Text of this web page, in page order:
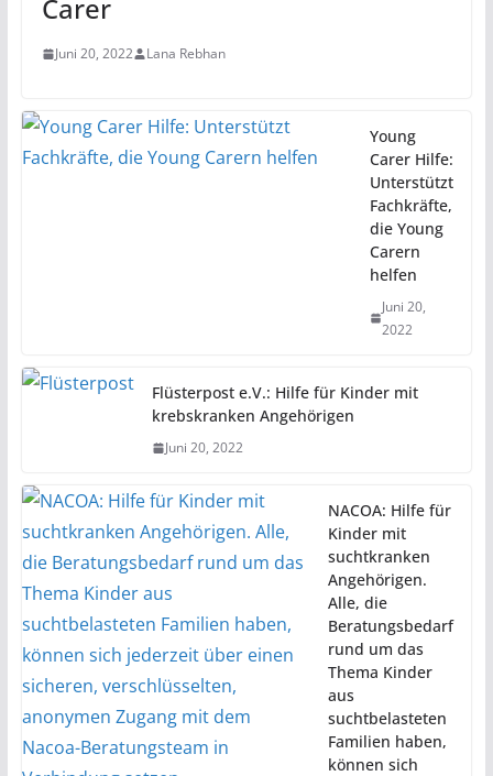
Carer
Juni 20, 2022 Lana Rebhan
Young
Carer Hilfe:
Unterstützt
Fachkräfte,
die Young
Carern
helfen
Juni 20,
2022
Flüsterpost e.V.: Hilfe für Kinder mit
krebskranken Angehörigen
Juni 20, 2022
NACOA: Hilfe für
Kinder mit
suchtkranken
Angehörigen.
Alle, die
Beratungsbedarf
rund um das
Thema Kinder
aus
suchtbelasteten
Familien haben,
können sich